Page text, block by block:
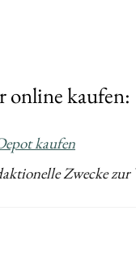
online kaufen:
kaufen
Zwecke